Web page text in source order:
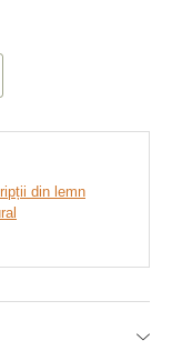
din lemn